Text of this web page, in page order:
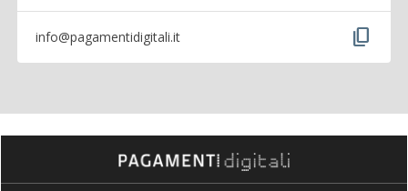
info@pagamentidigitali.it content_copy